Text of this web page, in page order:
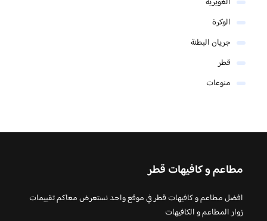
الوكرة
جريان البطنة
قطر
منوعات
مطاعم و كافيهات قطر
افضل مطاعم و كافيهات قطر في موقع واحد نستعرض معاكم تقييمات
زوار المطاعم و الكافيهات